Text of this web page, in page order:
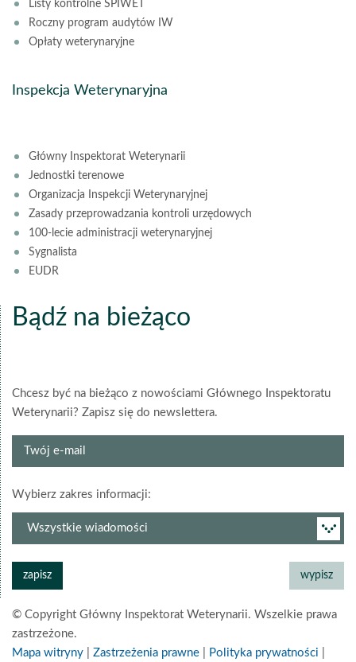
Listy kontrolne SPIWET
Roczny program audytów IW
Opłaty weterynaryjne
Inspekcja Weterynaryjna
Główny Inspektorat Weterynarii
Jednostki terenowe
Organizacja Inspekcji Weterynaryjnej
Zasady przeprowadzania kontroli urzędowych
100-lecie administracji weterynaryjnej
Sygnalista
EUDR
Bądź na bieżąco
Chcesz być na bieżąco z nowościami Głównego Inspektoratu
Weterynarii? Zapisz się do newslettera.
Twój
Wybierz zakres informacji:
newslettera
© Copyright Główny Inspektorat Weterynarii. Wszelkie prawa
zastrzeżone.
Mapa witryny
Zastrzeżenia prawne Polityka prywatności